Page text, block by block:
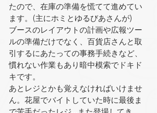
たので、在庫の準備を慌てて進めてい
ます。(主にホミとゆるびあさんが)
ブースのレイアウトの計画や広報ツー
ルの準備だけでなく、百貨店さんと取
引するにあたっての事務手続きなど、
慣れない作業もあり暗中模索でドキド
キです。
あとレジとかも覚えなければいけませ
ん。花屋でバイトしていた時に最後ま